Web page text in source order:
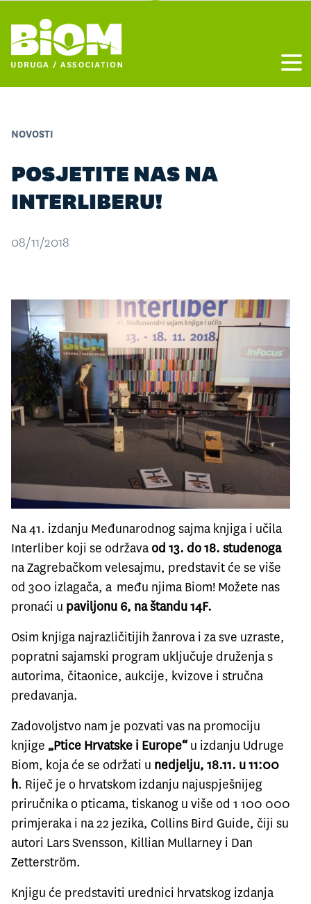
NOVOSTI
POSJETITE NAS NA
INTERLIBERU!
08/11/2018
Na 41. izdanju Međunarodnog sajma knjiga i učila
Interliber koji se održava od 13. do 18. studenoga
na Zagrebačkom velesajmu, predstavit će se više
od 300 izlagača, a među njima Biom! Možete nas
pronaći u paviljonu 6, na štandu 14F.
Osim knjiga najrazličitijih žanrova i za sve uzraste,
popratni sajamski program uključuje druženja s
autorima, čitaonice, aukcije, kvizove i stručna
predavanja.
Zadovoljstvo nam je pozvati vas na promociju
knjige „Ptice Hrvatske i Europe“ u izdanju Udruge
Biom, koja će se održati u nedjelju, 18.11. u 11:00
h. Riječ je o hrvatskom izdanju najuspješnijeg
priručnika o pticama, tiskanog u više od 1 100 000
primjeraka i na 22 jezika, Collins Bird Guide, čiji su
autori Lars Svensson, Killian Mullarney i Dan
Zetterström.
Knjigu će predstaviti urednici hrvatskog izdanja